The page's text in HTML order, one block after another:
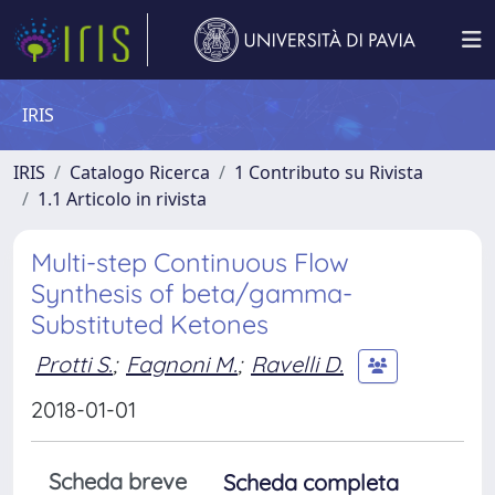
IRIS
IRIS Catalogo Ricerca
1 Contributo su Rivista
1.1 Articolo in rivista
Multi-step Continuous Flow
Synthesis of beta/gamma-
Substituted Ketones
Protti S.; Fagnoni M.; Ravelli D.
2018-01-01
Scheda breve Scheda completa